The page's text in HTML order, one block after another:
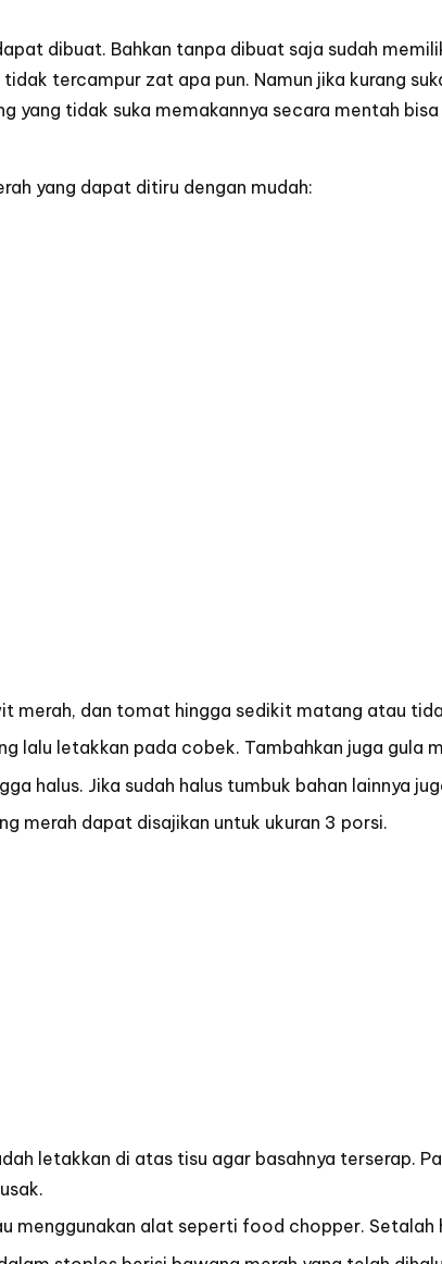
dibuat. Bahkan tanpa dibuat saja sudah
tercampur zat apa pun. Namun jika kurang
yang tidak suka memakannya secara mentah
yang dapat ditiru dengan mudah:
merah, dan tomat hingga sedikit matang atau
lalu letakkan pada cobek. Tambahkan juga gula
halus. Jika sudah halus tumbuk bahan lainnya
merah dapat disajikan untuk ukuran 3 porsi.
letakkan di atas tisu agar basahnya terserap.
menggunakan alat seperti food chopper.